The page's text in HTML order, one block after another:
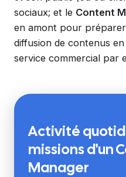
sociaux; et le Content
en amont pour
diffusion de contenus
service commercial par
Activité
missionsd'un
Manager